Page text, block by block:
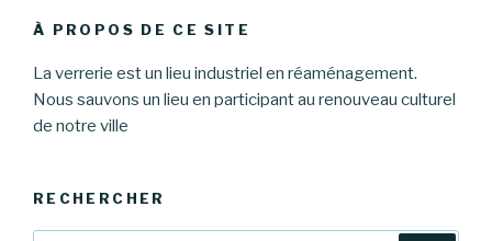
À PROPOS DE CE SITE
La verrerie est un lieu industriel en réaménagement.
Nous sauvons un lieu en participant au renouveau culturel
de notre ville
RECHERCHER